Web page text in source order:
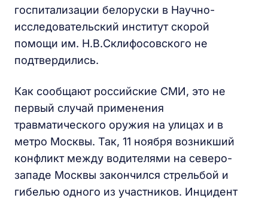
госпитализации белоруски в Научно-
исследовательский институт скорой
помощи им. Н.В.Склифосовского не
подтвердились.
Как сообщают российские СМИ, это не
первый случай применения
травматического оружия на улицах и в
метро Москвы. Так, 11 ноября возникший
конфликт между водителями на северо-
западе Москвы закончился стрельбой и
гибелью одного из участников. Инцидент